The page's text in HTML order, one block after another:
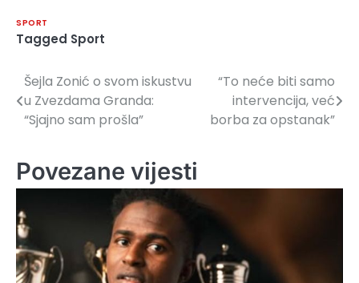
SPORT
Tagged Sport
Navigacija
članaka
Šejla Zonić o svom iskustvu
u Zvezdama Granda:
“Sjajno sam prošla”
“To neće biti samo
intervencija, već
borba za opstanak”
Povezane vijesti